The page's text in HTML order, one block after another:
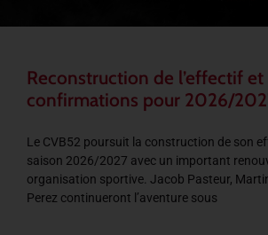
Reconstruction de l’effectif
confirmations pour 2026/
Le CVB52 poursuit la construction de son
saison 2026/2027 avec un important
organisation sportive. Jacob Pasteur,
Perez continueront l’aventure sous